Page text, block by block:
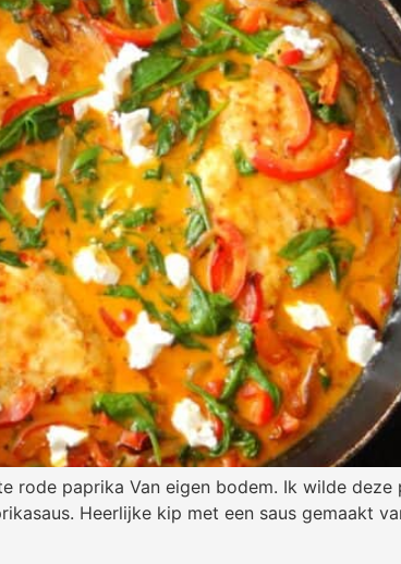
paprika Van eigen bodem. Ik wilde deze
Heerlijke kip met een saus gemaakt